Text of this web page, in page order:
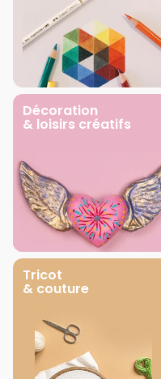
Décoration
& loisirs créatifs
Tricot
& couture